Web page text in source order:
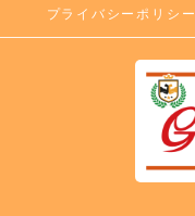
プライバシーポリシー